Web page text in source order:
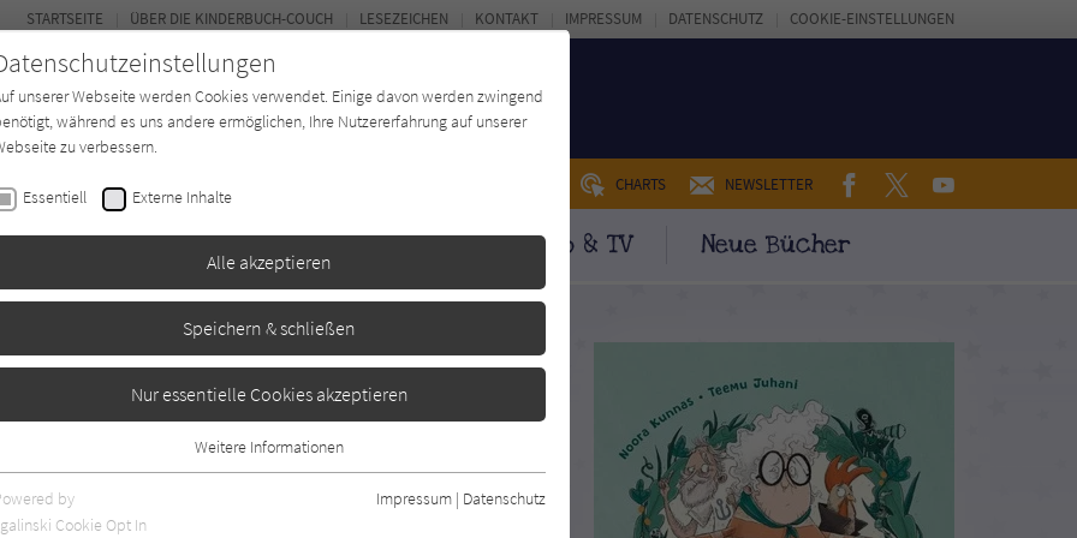
CHARTS NEWSLETTER FACEBOOKTWITTERYOUTUBE
Autor*in Verlage Magazin Kino & TV Neue Bücher
STARTSEITE ÜBER DIE KINDERBUCH-COUCH LESEZEICHEN KONTAKT IMPRESSUM DATENSCHUTZ COOKIE-EINSTELLUNGEN
die Mini-Piraten
unserer Webseite werden Cookies verwendet. Einige davon werden zwingend
während es uns andere ermöglichen, Ihre Nutzererfahrung auf unserer
zu verbessern.
Essentiell Externe Inhalte
Alle akzeptieren
Speichern & schließen
Nur essentielle Cookies akzeptieren
Essentielle Cookies werden für grundlegende Funktionen der Webseite
benötigt. Dadurch ist gewährleistet, dass die Webseite einwandfrei
Weitere Informationen
by
Cookie Opt In
Impressum | Datenschutz